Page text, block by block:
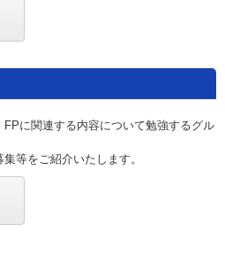
に関連する内容について勉強するグル
等をご紹介いたします。